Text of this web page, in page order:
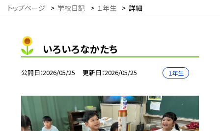
トップページ > 学校日記 > １年生 > 詳細
いろいろなかたち
公開日 2026/05/25 更新日 2026/05/25 １年生